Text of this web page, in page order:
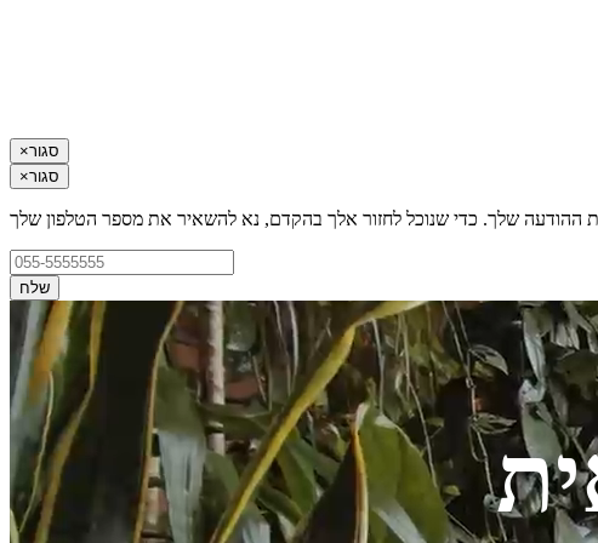
×סגור
×סגור
ההודעה שלך. כדי שנוכל לחזור אלך בהקדם, נא להשאיר את מספר הטלפון שלך
שלח